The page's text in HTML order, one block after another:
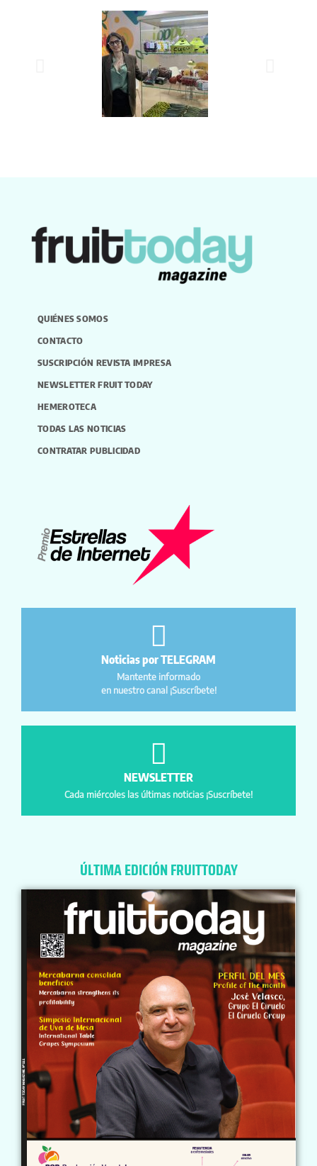
QUIÉNES SOMOS
CONTACTO
SUSCRIPCIÓN REVISTA IMPRESA
NEWSLETTER FRUIT TODAY
HEMEROTECA
TODAS LAS NOTICIAS
CONTRATAR PUBLICIDAD
Noticias por TELEGRAM
Mantente informado
en nuestro canal ¡Suscríbete!
NEWSLETTER
Cada miércoles las últimas noticias ¡Suscríbete!
ÚLTIMA EDICIÓN FRUITTODAY